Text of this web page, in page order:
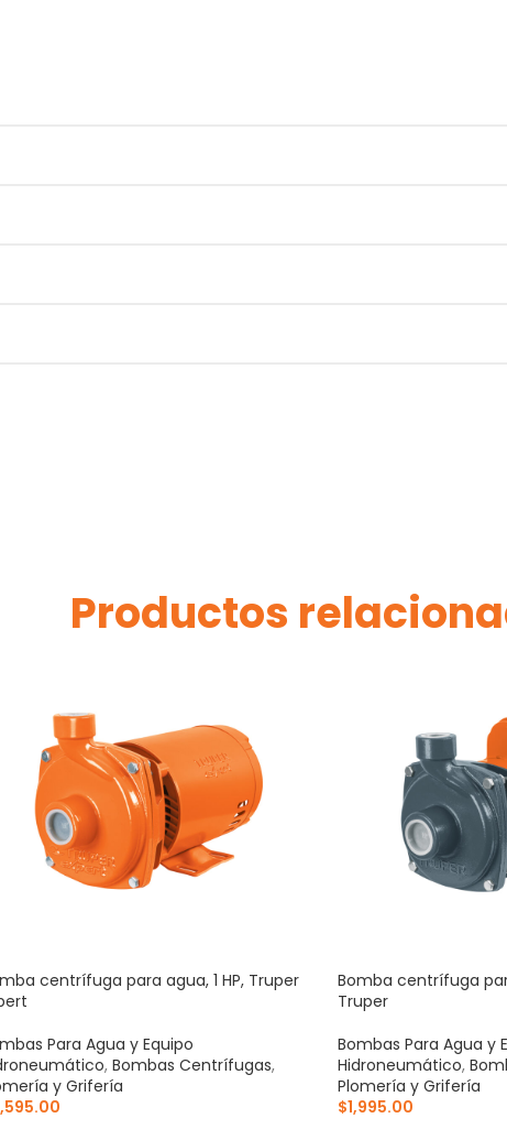
Productos
centrífuga para agua, 1 HP, Truper
Para Agua y Equipo
, Bombas Centrífugas,
y Grifería
Bomba centrífuga
Truper
Bombas Para Agua y
Hidroneumático,
Plomería y Grifería
$1,995.00